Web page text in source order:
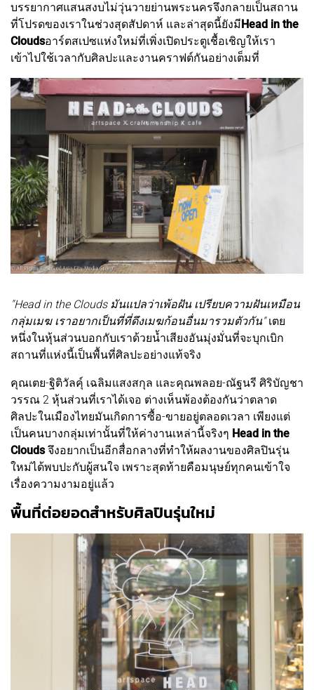
บรรยากาศแสนสงบไม่วุ่นวายย่านพระนครจึงกลายเป็นสถาน
ที่โปรดของเราในช่วงสุดสัปดาห์ และล่าสุดนี้ยังมีHead in the
Cloudsอาร์ตสเปซแห่งใหม่ที่เพิ่งเปิดประตูเชื้อเชิญให้เรา
เข้าไปใช้เวลากับศิลปะและงานคราฟต์กันอย่างเต็มที่
"Head in the Clouds มันแปลว่าเพ้อฝัน เปรียบความฝันเหมือน
กลุ่มเมฆ เราอยากเป็นที่ที่ดึงเมฆก้อนอื่นมารวมตัวกัน"เตย
หนึ่งในหุ้นส่วนบอกกับเราด้วยน้ำเสียงอันมุ่งมั่นที่จะบุกเบิก
สถานที่แห่งนี้เป็นพื้นที่ศิลปะอย่างแท้จริง
คุณเตย-ฐิติวัลคุ์ เฉลิมแสงสกุล และคุณพลอย-ณัฐนรี ศิริบัญชา
วรรณ 2 หุ้นส่วนที่เราได้เจอ ต่างเห็นพ้องต้องกันว่าตลาด
ศิลปะในเมืองไทยมันเกิดการซื้อ-ขายอยู่ตลอดเวลา เพียงแต่
เป็นคนบางกลุ่มเท่านั้นที่ให้ค่างานเหล่านี้จริงๆ Head in the
Cloudsจึงอยากเป็นอีกสื่อกลางที่ทำให้ผลงานของศิลปินรุ่น
ใหม่ได้พบปะกับผู้สนใจ เพราะสุดท้ายคือมนุษย์ทุกคนเข้าใจ
เรื่องความงามอยู่แล้ว
พื้นที่ต่อยอดสำหรับศิลปินรุ่นใหม่